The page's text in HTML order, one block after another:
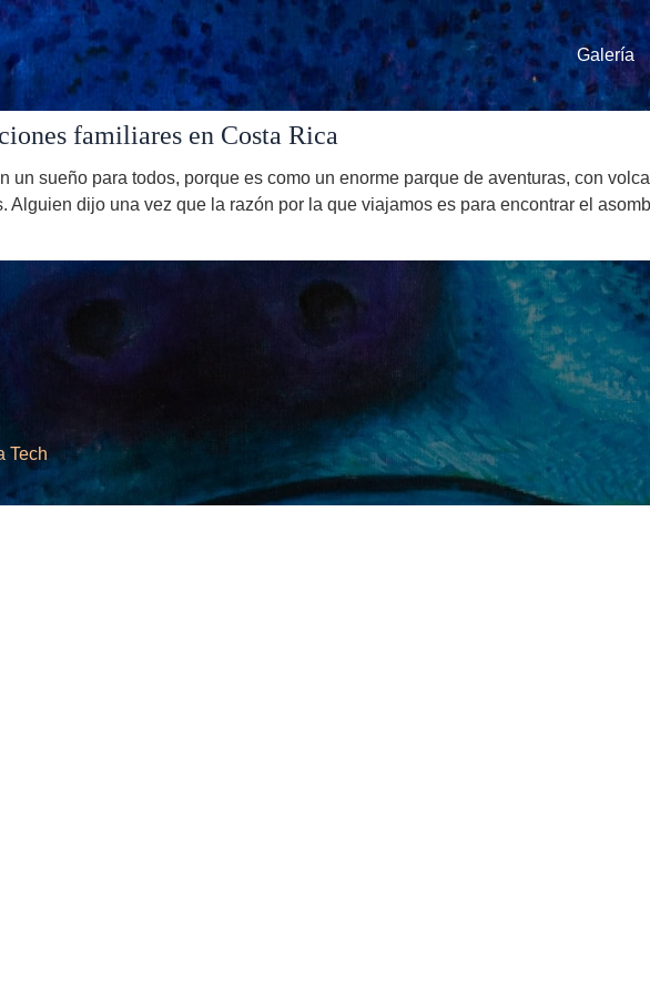
Galería
familiares en Costa Rica
un sueño para todos, porque es como un enorme parque de aventuras, con
Alguien dijo una vez que la razón por la que viajamos es para encontrar el
Tech